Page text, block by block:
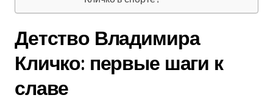
Детство Владимира
Кличко: первые шаги к
славе